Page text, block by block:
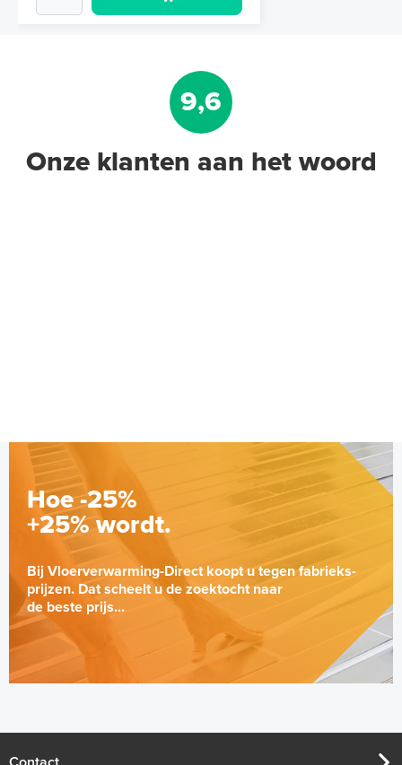
9,6
Onze klanten aan het woord
Hoe -25%
+25% wordt.
Bij Vloerverwarming-Direct koopt u tegen fabrieks-
prijzen. Dat scheelt u de zoektocht naar
de beste prijs...